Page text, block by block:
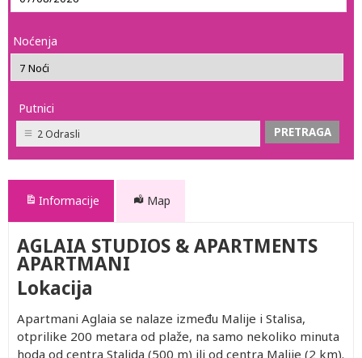
Noćenja
Putnici
2 Odrasli
Informacije Map
AGLAIA STUDIOS & APARTMENTS
APARTMANI
Lokacija
Apartmani Aglaia se nalaze između Malije i Stalisa,
otprilike 200 metara od plaže, na samo nekoliko minuta
hoda od centra Stalida (500 m) ili od centra Malije (2 km).